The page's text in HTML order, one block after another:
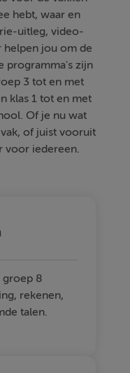
hebt, waar en
uitleg, video-
helpen jou om de
programma's zijn
3 tot en met
klas 1 tot en met
Of je nu wat
of juist vooruit
voor iedereen.
groep 8
rekenen,
talen.